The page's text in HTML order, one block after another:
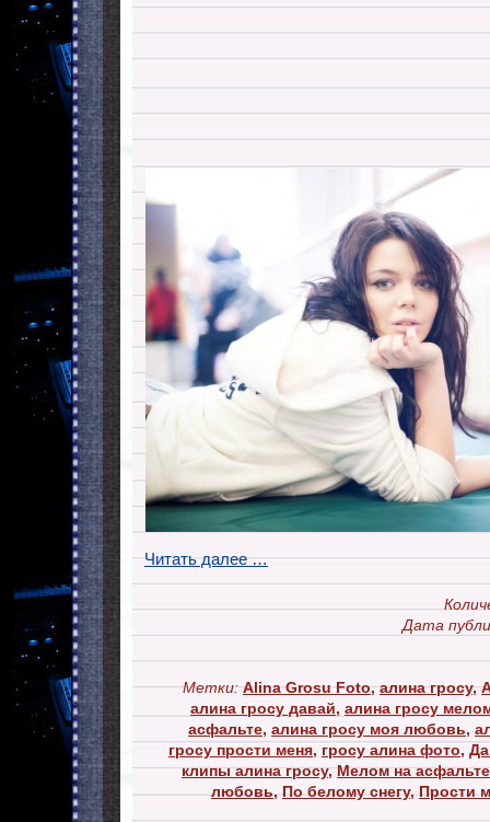
Читать далее …
Дата
Метки: Alina Grosu Foto,алина гросу,
алина гросу давай, алина гросу
асфальте, алина гросу моя любовь,
гросу прости меня, гросу алина фото,
клипы алина гросу,Мелом на асфальте
любовь,По белому снегу,Прости